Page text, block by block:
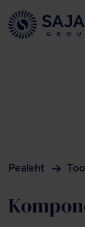
Siirry
Pealeht